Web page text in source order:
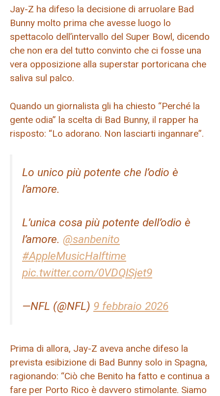
Jay-Z ha difeso la decisione di arruolare Bad
Bunny molto prima che avesse luogo lo
spettacolo dell’intervallo del Super Bowl, dicendo
che non era del tutto convinto che ci fosse una
vera opposizione alla superstar portoricana che
saliva sul palco.
Quando un giornalista gli ha chiesto “Perché la
gente odia” la scelta di Bad Bunny, il rapper ha
risposto: “Lo adorano. Non lasciarti ingannare”.
Lo unico più potente che l’odio è
l’amore.
L’unica cosa più potente dell’odio è
l’amore. @sanbenito
#AppleMusicHalftime
pic.twitter.com/0VDQlSjet9
—NFL (@NFL) 9 febbraio 2026
Prima di allora, Jay-Z aveva anche difeso la
prevista esibizione di Bad Bunny solo in Spagna,
ragionando: “Ciò che Benito ha fatto e continua a
fare per Porto Rico è davvero stimolante. Siamo